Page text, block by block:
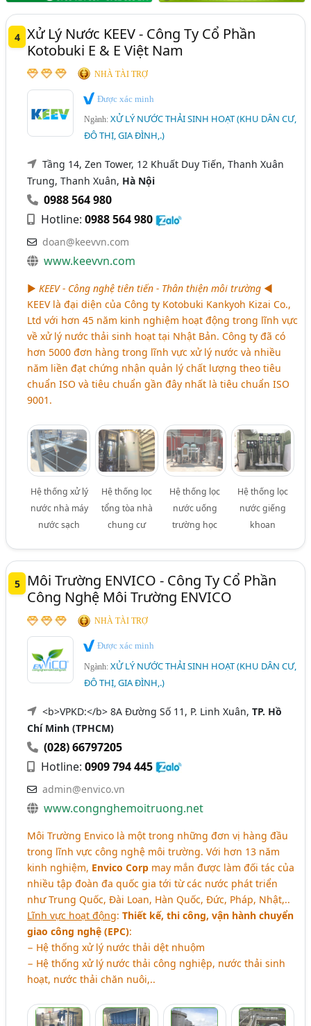
4 Xử Lý Nước KEEV - Công Ty Cổ Phần
Kotobuki E & E Việt Nam
NHÀ TÀI TRỢ
Được xác minh
Ngành:XỬ LÝ NƯỚC THẢI SINH HOẠT (KHU DÂN CƯ,
ĐÔ THỊ, GIA ĐÌNH,.)
Tầng 14, Zen Tower, 12 Khuất Duy Tiến, Thanh Xuân
Trung, Thanh Xuân, Hà Nội
0988 564 980
Hotline:0988 564 980
doan@keevvn.com
www.keevvn.com
►KEEV - Công nghệ tiên tiến - Thân thiện môi trường ◄
KEEV là đại diện của Công ty Kotobuki Kankyoh Kizai Co.,
Ltd với hơn 45 năm kinh nghiệm hoạt động trong lĩnh vực
về xử lý nước thải sinh hoạt tại Nhật Bản. Công ty đã có
hơn 5000 đơn hàng trong lĩnh vực xử lý nước và nhiều
năm liền đạt chứng nhận quản lý chất lượng theo tiêu
chuẩn ISO và tiêu chuẩn gần đây nhất là tiêu chuẩn ISO
9001.
Hệ thống xử lý
nước nhà máy
nước sạch
Hệ thống lọc
tổng tòa nhà
chung cư
Hệ thống lọc
nước uống
trường học
Hệ thống lọc
nước giếng
khoan
5
Môi Trường ENVICO - Công Ty Cổ Phần
Công Nghệ Môi Trường ENVICO
NHÀ TÀI TRỢ
Được xác minh
Ngành:XỬ LÝ NƯỚC THẢI SINH HOẠT (KHU DÂN CƯ,
ĐÔ THỊ, GIA ĐÌNH,.)
<b>VPKD:</b> 8A Đường Số 11, P. Linh Xuân,TP. Hồ
Chí Minh (TPHCM)
(028) 66797205
Hotline:0909 794 445
admin@envico.vn
www.congnghemoitruong.net
Môi Trường Envico là một trong những đơn vị hàng đầu
trong lĩnh vực công nghệ môi trường. Với hơn 13 năm
kinh nghiệm, Envico Corp may mắn được làm đối tác của
nhiều tập đoàn đa quốc gia tới từ các nước phát triển
như Trung Quốc, Đài Loan, Hàn Quốc, Đức, Pháp, Nhật,..
Lĩnh vực hoạt động:Thiết kế, thi công, vận hành chuyển
giao công nghệ (EPC):
− Hệ thống xử lý nước thải dệt nhuộm
− Hệ thống xử lý nước thải công nghiệp, nước thải sinh
hoạt, nước thải chăn nuôi,..